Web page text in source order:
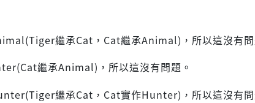
繼承Cat，Cat繼承Animal)，所以這沒有問
繼承Animal)，所以這沒有問題。
繼承Cat，Cat實作Hunter)，所以這沒有問